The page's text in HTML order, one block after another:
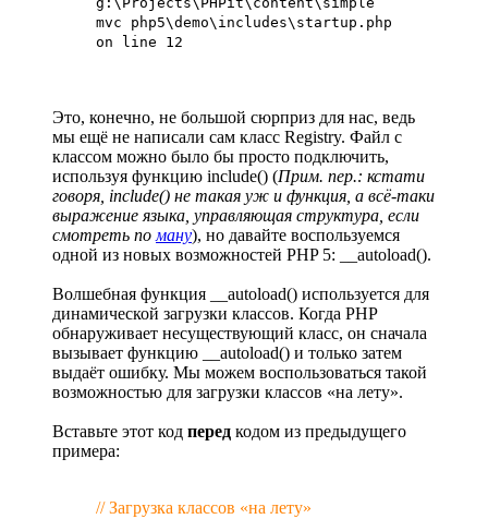
mvc php5\demo\includes\startup.php
on line 12
Это, конечно, не большой сюрприз для нас, ведь
мы ещё не написали сам класс Registry. Файл с
классом можно было бы просто подключить,
используя функцию include() (Прим. пер.: кстати
говоря, include() не такая уж и функция, а всё-таки
выражение языка, управляющая структура, если
смотреть по ману), но давайте воспользуемся
одной из новых возможностей PHP 5: __autoload().
Волшебная функция __autoload() используется для
динамической загрузки классов. Когда PHP
обнаруживает несуществующий класс, он сначала
вызывает функцию __autoload() и только затем
выдаёт ошибку. Мы можем воспользоваться такой
возможностью для загрузки классов «на лету».
Вставьте этот код перед кодом из предыдущего
примера:
// Загрузка классов «на лету»